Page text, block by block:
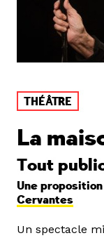
THÉÂTRE
La
Tout
Une
Cervantes
Un spectacle